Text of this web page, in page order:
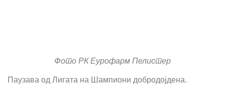
Фото РК Еурофарм Пелистер
Паузава од Лигата на Шампиони добродојдена.